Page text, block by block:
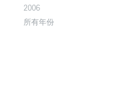
2006
所有年份